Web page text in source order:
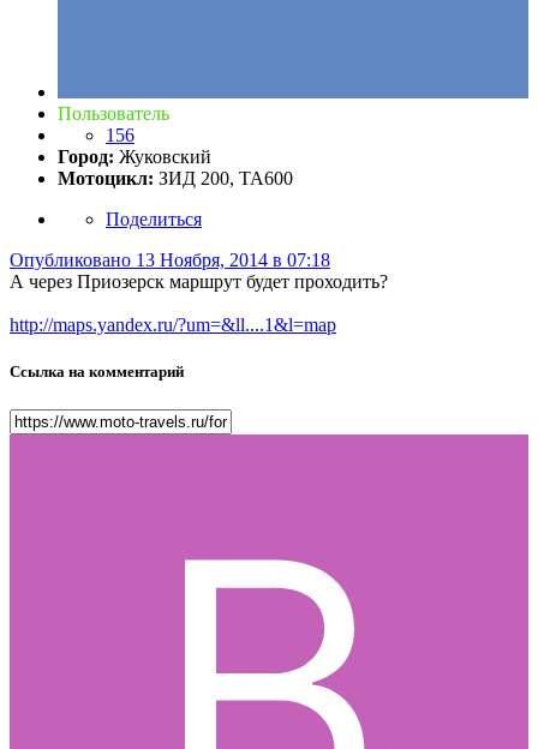
Пользователь
156
Город: Жуковский
Мотоцикл: ЗИД 200, ТА600
Поделиться
Опубликовано 13 Ноября, 2014 в 07:18
А через Приозерск маршрут будет проходить?
http://maps.yandex.ru/?um=&ll....1&l=map
Ссылка на комментарий